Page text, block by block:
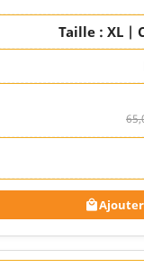
Taille : XL |
Ajouter